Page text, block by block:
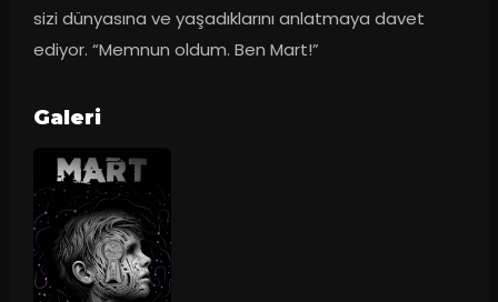
sizi dünyasına ve yaşadıklarını anlatmaya davet
ediyor. “Memnun oldum. Ben Mart!”
Galeri